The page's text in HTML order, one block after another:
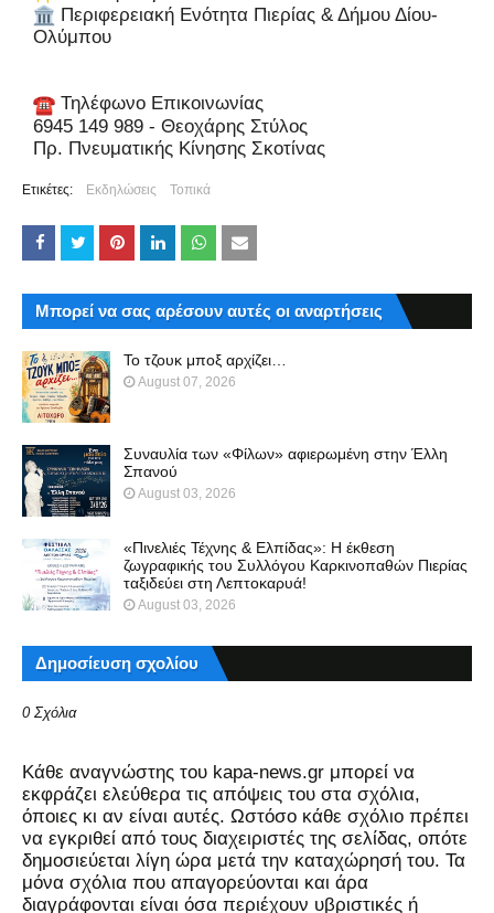
Περιφερειακή Ενότητα Πιερίας & Δήμου Δίου-
Ολύμπου
Τηλέφωνο Επικοινωνίας
6945 149 989 - Θεοχάρης Στύλος
Πρ. Πνευματικής Κίνησης Σκοτίνας
Ετικέτες: Εκδηλώσεις Τοπικά
Μπορεί να σας αρέσουν αυτές οι αναρτήσεις
Το τζουκ μπoξ αρχίζει…
August 07, 2026
Συναυλία των «Φίλων» αφιερωμένη στην Έλλη
Σπανού
August 03, 2026
«Πινελιές Τέχνης & Ελπίδας»: Η έκθεση
ζωγραφικής του Συλλόγου Καρκινοπαθών Πιερίας
ταξιδεύει στη Λεπτοκαρυά!
August 03, 2026
Δημοσίευση σχολίου
0 Σχόλια
Kάθε αναγνώστης του kapa-news.gr μπορεί να
εκφράζει ελεύθερα τις απόψεις του στα σχόλια,
όποιες κι αν είναι αυτές. Ωστόσο κάθε σχόλιο πρέπει
να εγκριθεί από τους διαχειριστές της σελίδας, οπότε
δημοσιεύεται λίγη ώρα μετά την καταχώρησή του. Τα
μόνα σχόλια που απαγορεύονται και άρα
διαγράφονται είναι όσα περιέχουν υβριστικές ή